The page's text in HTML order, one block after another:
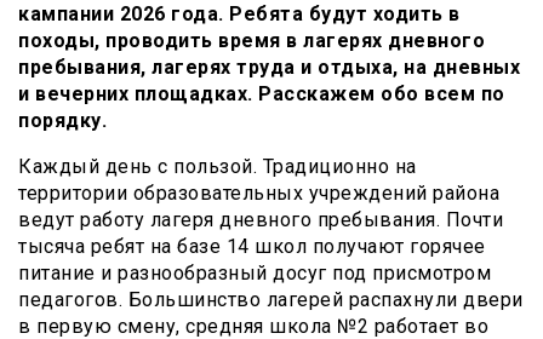
кампании 2026 года. Ребята будут ходить в
походы, проводить время в лагерях дневного
пребывания, лагерях труда и отдыха, на дневных
и вечерних площадках. Расскажем обо всем по
порядку.
Каждый день с пользой. Традиционно на
территории образовательных учреждений района
ведут работу лагеря дневного пребывания. Почти
тысяча ребят на базе 14 школ получают горячее
питание и разнообразный досуг под присмотром
педагогов. Большинство лагерей распахнули двери
в первую смену, средняя школа №2 работает во